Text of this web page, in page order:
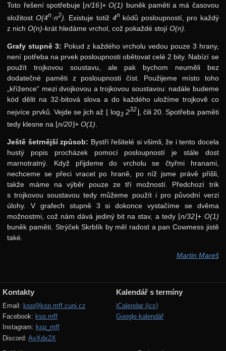
Toto řešení spotřebuje ⌊n/16⌋+ O(1) buněk paměti a má časovou
složitost O(4n·n2) . Existuje totiž 4n kódů posloupností, pro každý
z nichO(n)-krát hledáme vrchol, což pokaždé stojíO(n)
Grafy stupně 3: Pokud z každého vrcholu vedou pouze 3 hrany,
není potřeba na prvek posloupnosti obětovat celé 2 bity. Nabízí se
použít trojkovou soustavu, ale pak bychom neuměli bez
dodatečné paměti z posloupnosti číst. Použijeme místo toho
„křížence“ mezi dvojkovou a trojkovou soustavou: nadále budeme
kód dělit na 32-bitová slova a do každého uložíme trojkově co
nejvíce prvků. Vejde se jich až ⌊ log3232 ⌋ , čili 20. Spotřeba paměti
tedy klesne na ⌊n/20⌋+ O(1)
Ještě šetrnější způsob: Bystří řešitelé si všimli, že i tento docela
hustý popis procházek pomocí posloupností je stále dost
marnotratný. Když přijdeme do vrcholu se čtyřmi hranami,
nechceme se přeci vracet po hraně, po níž jsme právě přišli,
takže máme na výběr pouze ze tří možností. Předchozí trik
s trojkovou soustavou tedy můžeme použít i pro původní verzi
úlohy. V grafech stupně 3 si dokonce vystačíme se dvěma
možnostmi, což nám dává jediný bit na stav, a tedy ⌊n/32⌋+ O(1)
buněk paměti. Strýček Skrblík by měl radost a pan Cowmess jistě
také.
Martin Mareš
Kontakty
Email: ksp@ksp.mff.cuni.cz
Facebook: ksp.mff
Instagram: ksp_mff
Discord: AvXdx2X
Kalendář s termíny
iCalendar (ics)
Google kalendář